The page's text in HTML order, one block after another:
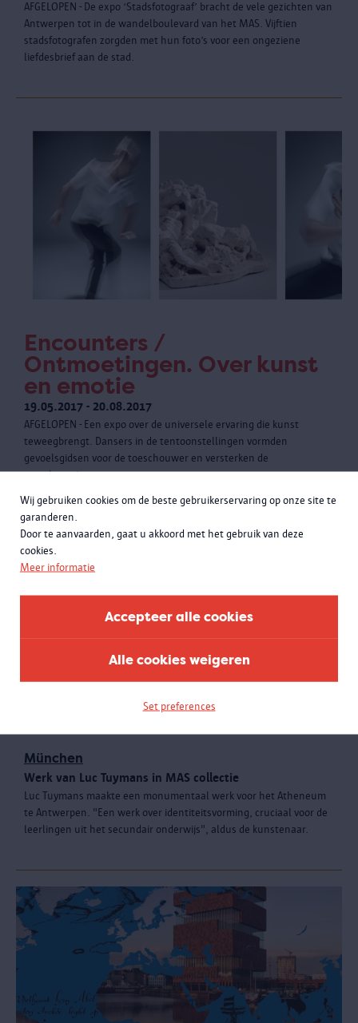
Wij gebruiken cookies om de beste gebruikerservaring op onze site te
garanderen.
Door te aanvaarden, gaat u akkoord met het gebruik van deze
cookies.
Meer informatie
Accepteer alle cookies
Alle cookies weigeren
Set preferences
AFGELOPEN - De expo ‘Stadsfotograaf’ bracht de vele gezichten van
Antwerpen tot in de wandelboulevard van het MAS. Vijftien
stadsfotografen zorgden met hun foto’s voor een ongeziene
liefdesbrief aan de stad.
Encounters /
Ontmoetingen. Over kunst
en emotie
19.05.2017 - 20.08.2017
AFGELOPEN - Een expo over de universele ervaring die kunst
teweegbrengt. Dansers in de tentoonstellingen vormden
gevoelsgidsen voor de toeschouwer en versterken de
totaalervaring.
München
Werk van Luc Tuymans in MAS collectie
Luc Tuymans maakte een monumentaal werk voor het Atheneum
te Antwerpen. "Een werk over identiteitsvorming, cruciaal voor de
leerlingen uit het secundair onderwijs", aldus de kunstenaar.